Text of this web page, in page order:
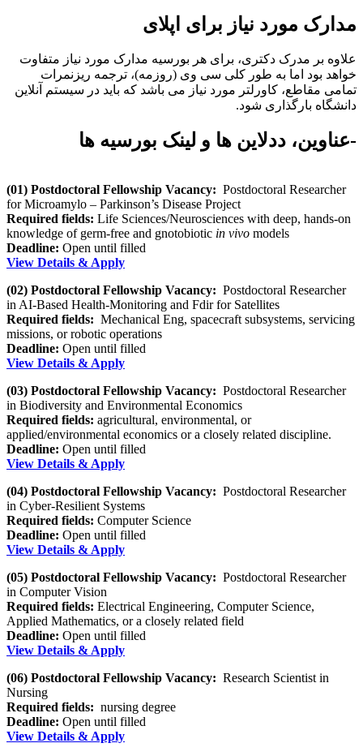
مدارک مورد نیاز برای اپلای
علاوه بر مدرک دکتری، برای هر بورسیه مدارک مورد نیاز متفاوت
خواهد بود اما به طور کلی سی وی (روزمه)، ترجمه ریزنمرات
تمامی مقاطع، کاورلتر مورد نیاز می باشد که باید در سیستم آنلاین
دانشگاه بارگذاری شود.
-عناوین، ددلاین ها و لینک بورسیه ها
(01) Postdoctoral Fellowship Vacancy: Postdoctoral Researcher
for Microamylo – Parkinson’s Disease Project
Required fields: Life Sciences/Neurosciences with deep, hands-on
knowledge of germ-free and gnotobiotic in vivo models
Deadline: Open until filled
View Details & Apply
(02) Postdoctoral Fellowship Vacancy: Postdoctoral Researcher
in AI-Based Health-Monitoring and Fdir for Satellites
Required fields: Mechanical Eng, spacecraft subsystems, servicing
missions, or robotic operations
Deadline: Open until filled
View Details & Apply
(03) Postdoctoral Fellowship Vacancy: Postdoctoral Researcher
in Biodiversity and Environmental Economics
Required fields: agricultural, environmental, or
applied/environmental economics or a closely related discipline.
Deadline: Open until filled
View Details & Apply
(04) Postdoctoral Fellowship Vacancy: Postdoctoral Researcher
in Cyber-Resilient Systems
Required fields: Computer Science
Deadline: Open until filled
View Details & Apply
(05) Postdoctoral Fellowship Vacancy: Postdoctoral Researcher
in Computer Vision
Required fields: Electrical Engineering, Computer Science,
Applied Mathematics, or a closely related field
Deadline: Open until filled
View Details & Apply
(06) Postdoctoral Fellowship Vacancy: Research Scientist in
Nursing
Required fields: nursing degree
Deadline: Open until filled
View Details & Apply